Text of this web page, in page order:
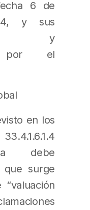
6 de
y sus
y
por el
en los
debe
surge